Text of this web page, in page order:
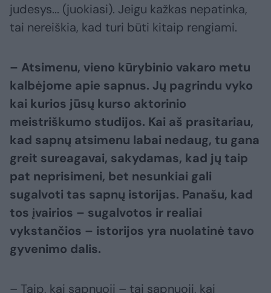
judesys... (juokiasi). Jeigu kažkas nepatinka,
tai nereiškia, kad turi būti kitaip rengiami.
– Atsimenu, vieno kūrybinio vakaro metu
kalbėjome apie sapnus. Jų pagrindu vyko
kai kurios jūsų kurso aktorinio
meistriškumo studijos. Kai aš prasitariau,
kad sapnų atsimenu labai nedaug, tu gana
greit sureagavai, sakydamas, kad jų taip
pat neprisimeni, bet nesunkiai gali
sugalvoti tas sapnų istorijas. Panašu, kad
tos įvairios – sugalvotos ir realiai
vykstančios – istorijos yra nuolatinė tavo
gyvenimo dalis.
– Taip, kai sapnuoji – tai sapnuoji, kai